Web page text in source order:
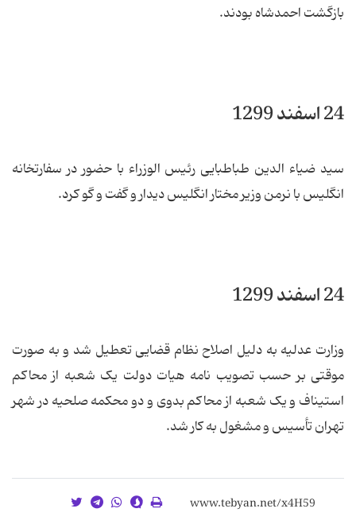
بازگشت احمدشاه بودند.
24 اسفند 1299
سید ضیاء الدین طباطبایی رئیس الوزراء با حضور در سفارتخانه
انگلیس با نرمن وزیر مختار انگلیس دیدار و گفت و گو کرد.
24 اسفند 1299
وزارت عدلیه به دلیل اصلاح نظام قضایی تعطیل شد و به صورت
موقتی بر حسب تصویب نامه هیات دولت یک شعبه از محاکم
استیناف و یک شعبه از محاکم بدوی و دو محکمه صلحیه در شهر
تهران تأسیس و مشغول به کار شد.